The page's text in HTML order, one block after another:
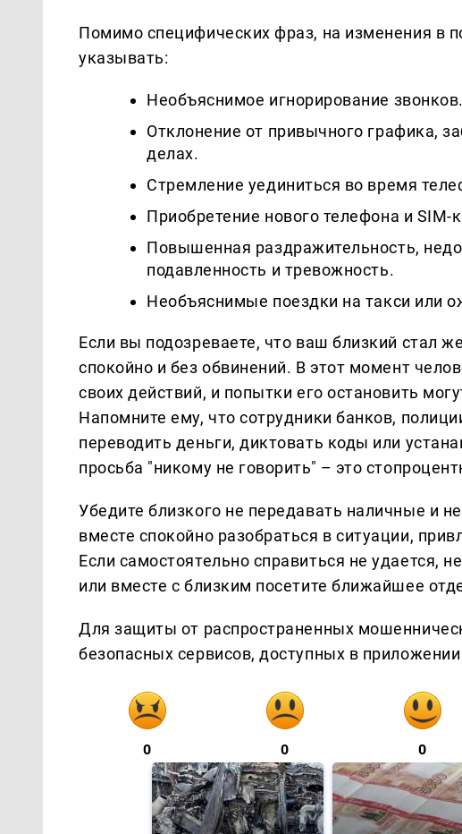
Помимо специфических фраз, на изменения в
указывать:
Необъяснимое игнорирование звонков.
Отклонение от привычного графика,
делах.
Стремление уединиться во время
Приобретение нового телефона и SIM-
Повышенная раздражительность,
подавленность и тревожность.
Необъяснимые поездки на такси или
Если вы подозреваете, что ваш близкий стал
спокойно и без обвинений. В этот момент
своих действий, и попытки его остановить
Напомните ему, что сотрудники банков,
переводить деньги, диктовать коды или
просьба "никому не говорить" – это
Убедите близкого не передавать наличные и
вместе спокойно разобраться в ситуации,
Если самостоятельно справиться не удается,
или вместе с близким посетите ближайшее
Для защиты от распространенных
безопасных сервисов, доступных в
0 0 0